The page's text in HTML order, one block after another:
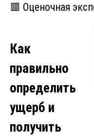
🟥 Оценочная
Как
правильно
определить
ущерб и
получить